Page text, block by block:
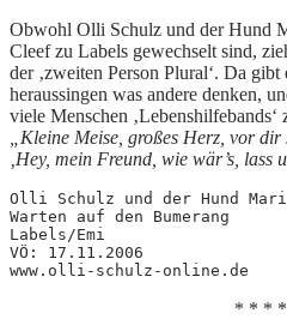
Obwohl Olli Schulz und der Hund
Cleef zu Labels gewechselt sind,
der ‚zweiten Person Plural‘. Da
heraussingen was andere denken,
viele Menschen
„Kleine Meise, großes Herz, vor
‚Hey, mein Freund, wie wär’s, lass
Olli Schulz und der Hund
Warten auf den Bumerang
Labels/Emi
VÖ: 17.11.2006
www.olli-schulz-online.de
* * *